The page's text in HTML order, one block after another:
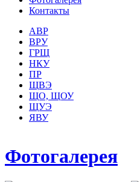
Контакты
АВР
ВРУ
ГРЩ
НКУ
ПР
ЩВЭ
ЩО, ЩОУ
ЩУЭ
ЯВУ
Фотогалерея